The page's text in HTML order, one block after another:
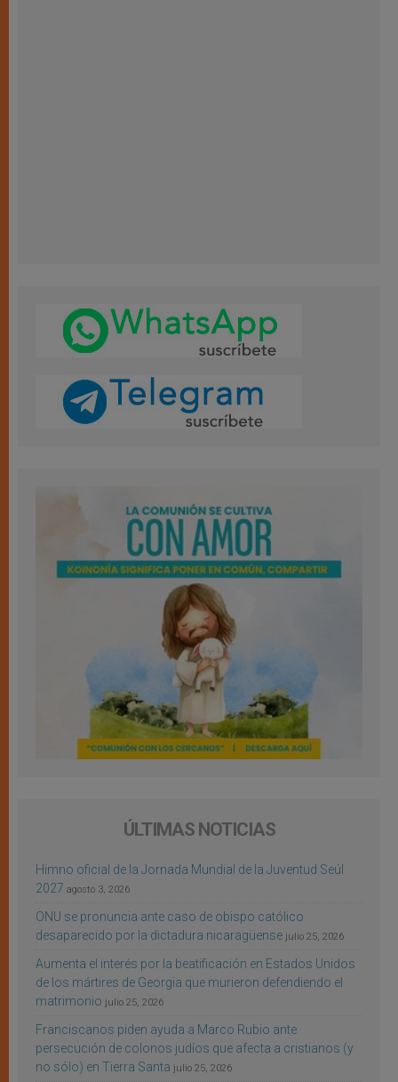
ÚLTIMAS NOTICIAS
Himno oficial de la Jornada Mundial de la Juventud Seúl
2027 agosto 3, 2026
ONU se pronuncia ante caso de obispo católico
desaparecido por la dictadura nicaragüense julio 25, 2026
Aumenta el interés por la beatificación en Estados Unidos
de los mártires de Georgia que murieron defendiendo el
matrimonio julio 25, 2026
Franciscanos piden ayuda a Marco Rubio ante
persecución de colonos judíos que afecta a cristianos (y
no sólo) en Tierra Santa julio 25, 2026